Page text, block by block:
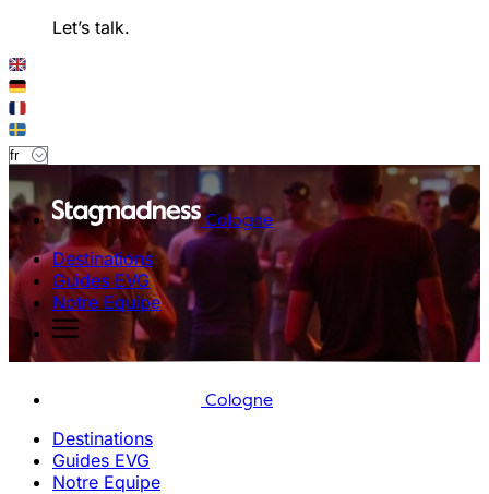
Let’s talk.
Cologne
Destinations
Guides EVG
Notre Equipe
Cologne
Destinations
Guides EVG
Notre Equipe